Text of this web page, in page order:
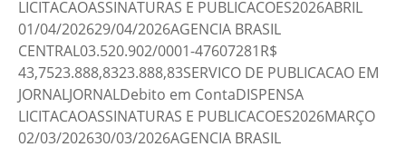
LICITACAOASSINATURAS E PUBLICACOES2026ABRIL
01/04/202629/04/2026AGENCIA BRASIL
CENTRAL03.520.902/0001-47607281R$
43,7523.888,8323.888,83SERVICO DE PUBLICACAO EM
JORNALJORNALDebito em ContaDISPENSA
LICITACAOASSINATURAS E PUBLICACOES2026MARÇO
02/03/202630/03/2026AGENCIA BRASIL